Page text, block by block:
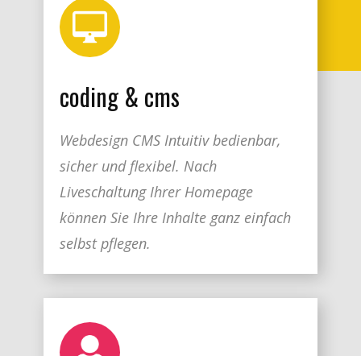
coding & cms
Webdesign CMS Intuitiv bedienbar,
sicher und flexibel. Nach
Liveschaltung Ihrer Homepage
können Sie Ihre Inhalte ganz einfach
selbst pflegen.